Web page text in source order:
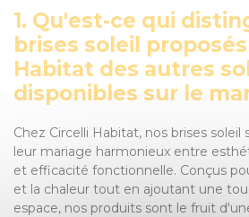
1. Qu'est-ce qui
brises soleil
Habitat des autres
disponibles sur le
Chez Circelli Habitat, nos brises
leur mariage harmonieux entre
et efficacité fonctionnelle. Conçus
et la chaleur tout en ajoutant une
espace, nos produits sont le fruit